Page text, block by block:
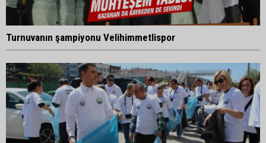
Turnuvanın şampiyonu Velihimmetlispor